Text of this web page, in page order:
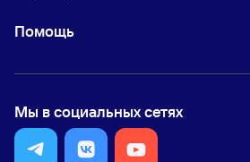
Помощь
Мы в социальных сетях